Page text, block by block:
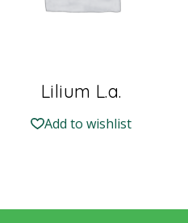
Lilium L.a.
Add to wishlist